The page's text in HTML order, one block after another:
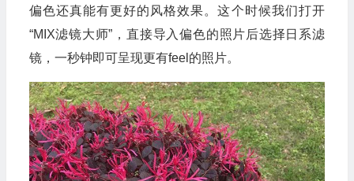
偏色还真能有更好的风格效果。这个时候我们打开
“MIX滤镜大师”，直接导入偏色的照片后选择日系滤
镜，一秒钟即可呈现更有feel的照片。